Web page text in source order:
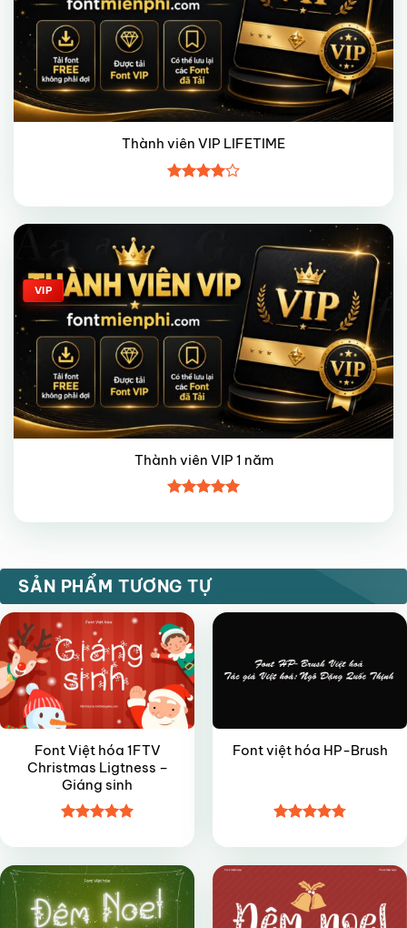
Thành viên VIP LIFETIME
xếp hạng
45 sao
Giảm giá!
VIP
Thành viên VIP 1 năm
hạng55
SẢN PHẨM TƯƠNG TỰ
VIP
Font Việt hóa 1FTV
Christmas Ligtness –
Giáng sinh
hạng55
sao
Font việt hóa HP-Brush
hạng4.85
sao